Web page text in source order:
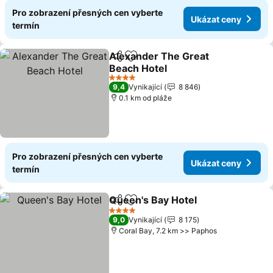
Pro zobrazení přesných cen vyberte
termín
Ukázat ceny
SdíletPřidat na seznam oblíbených
Alexander The Great
Beach Hotel
Ukázat ceny
4 Počet hvězdiček
9,4 Vynikající
8 846
0.1 km od pláže
Pro zobrazení přesných cen vyberte
termín
Ukázat ceny
SdíletPřidat na seznam oblíbených
Queen's Bay Hotel
4 Počet hvězdiček
9,0 Vynikající
8 175
Coral Bay, 7.2 km >> Paphos